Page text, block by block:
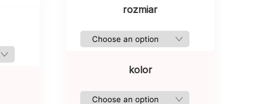
rozmiar
kolor